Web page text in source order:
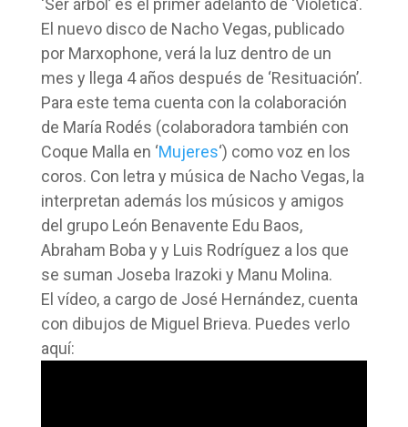
‘Ser árbol’ es el primer adelanto de ‘Violética’.
El nuevo disco de Nacho Vegas, publicado
por Marxophone, verá la luz dentro de un
mes y llega 4 años después de ‘Resituación’.
Para este tema cuenta con la colaboración
de María Rodés (colaboradora también con
Coque Malla en ‘Mujeres‘) como voz en los
coros. Con letra y música de Nacho Vegas, la
interpretan además los músicos y amigos
del grupo León Benavente Edu Baos,
Abraham Boba y y Luis Rodríguez a los que
se suman Joseba Irazoki y Manu Molina.
El vídeo, a cargo de José Hernández, cuenta
con dibujos de Miguel Brieva. Puedes verlo
aquí: